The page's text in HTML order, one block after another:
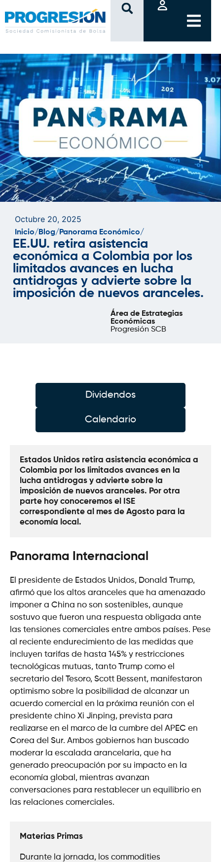
clic
Octubre 20, 2025
Inicio/ Blog/ Panorama Económico/
EE.UU. retira asistencia
económica a Colombia por los
limitados avances en lucha
antidrogas y advierte sobre la
imposición de nuevos aranceles.
Área de Estrategias
Económicas
Progresión SCB
Dividendos
Calendario
Estados Unidos retira asistencia económica a
Colombia por los limitados avances en la
lucha antidrogas y advierte sobre la
imposición de nuevos aranceles. Por otra
parte hoy conoceremos el ISE
correspondiente al mes de Agosto para la
economía local.
Panorama Internacional
El presidente de Estados Unidos, Donald Trump,
afirmó que los altos aranceles que ha amenazado
imponer a China no son sostenibles, aunque
sostuvo que fueron una respuesta obligada ante
las tensiones comerciales entre ambos países. Pese
al reciente endurecimiento de las medidas que
incluyen tarifas de hasta 145% y restricciones
tecnológicas mutuas, tanto Trump como el
secretario del Tesoro, Scott Bessent, manifestaron
optimismo sobre la posibilidad de alcanzar un
acuerdo comercial en la próxima reunión con el
presidente chino Xi Jinping, prevista para
realizarse en el marco de la cumbre del APEC en
Corea del Sur. Ambos gobiernos han buscado
moderar la escalada arancelaria, que ha
generado preocupación por su impacto en la
economía global, mientras avanzan
conversaciones para restablecer un equilibrio en
las relaciones comerciales.
Materias Primas
Durante la jornada, los commodities